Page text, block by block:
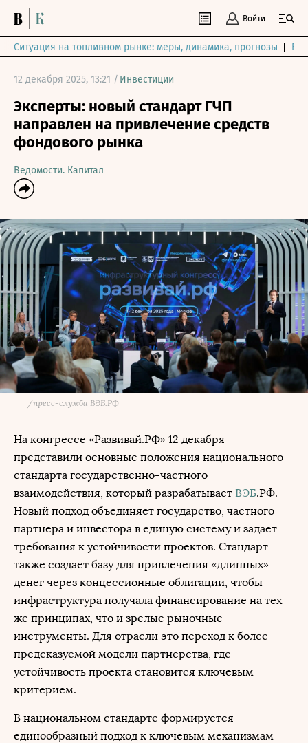
Войти
Ситуация на топливном рынке: меры, динамика, прогнозы
12 декабря 2025, 13:21 / Инвестиции
Эксперты: новый стандарт ГЧП
направлен на привлечение средств
фондового рынка
Ведомости. Капитал
/пресс-служба ВЭБ.РФ
На конгрессе «Развивай.РФ» 12 декабря
представили основные положения национального
стандарта государственно-частного
взаимодействия, который разрабатывает ВЭБ.РФ.
Новый подход объединяет государство, частного
партнера и инвестора в единую систему и задает
требования к устойчивости проектов. Стандарт
также создает базу для привлечения «длинных»
денег через концессионные облигации, чтобы
инфраструктура получала финансирование на тех
же принципах, что и зрелые рыночные
инструменты. Для отрасли это переход к более
предсказуемой модели партнерства, где
устойчивость проекта становится ключевым
критерием.
В национальном стандарте формируется
единообразный подход к ключевым механизмам